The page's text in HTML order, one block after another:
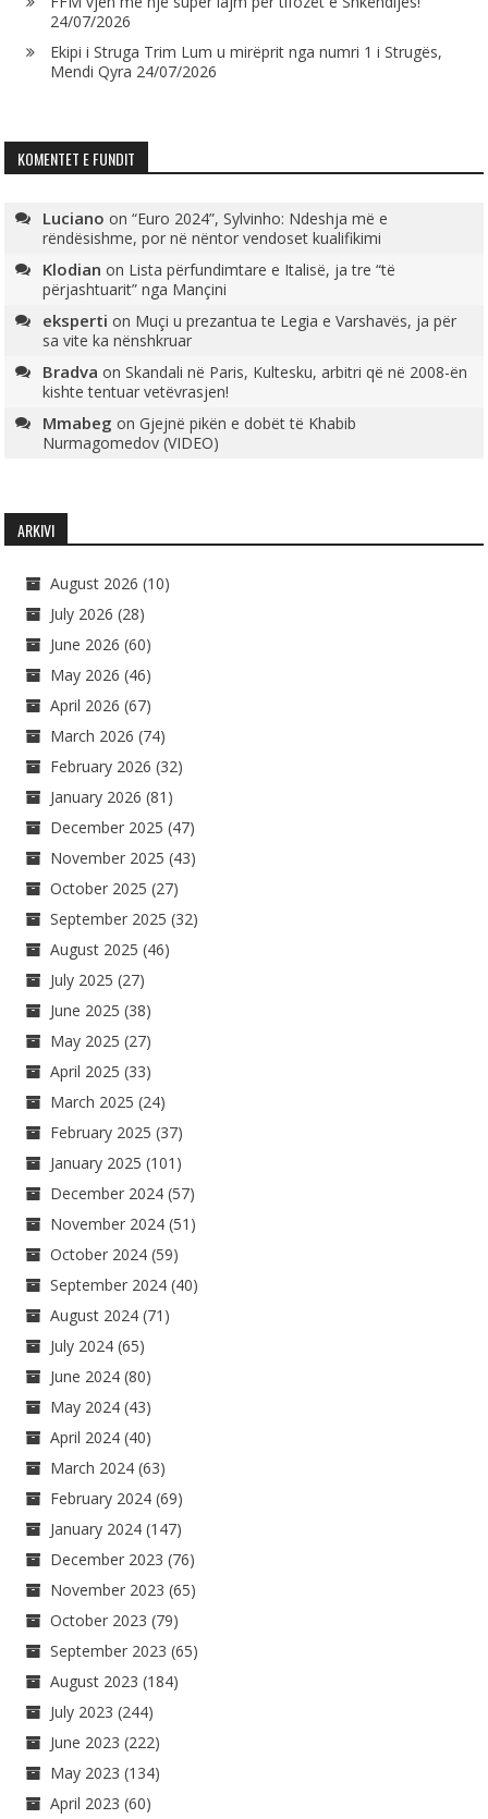
24/07/2026
Ekipi i Struga Trim Lum u mirëprit nga numri 1 i Strugës,
Mendi Qyra 24/07/2026
KOMENTET E FUNDIT
Luciano on“Euro 2024”, Sylvinho: Ndeshja më e
rëndësishme, por në nëntor vendoset kualifikimi
Klodian on Lista përfundimtare e Italisë, ja tre “të
përjashtuarit” nga Mançini
eksperti on Muçi u prezantua te Legia e Varshavës, ja për
sa vite ka nënshkruar
Bradva onSkandali në Paris, Kultesku, arbitri që në 2008-ën
kishte tentuar vetëvrasjen!
Mmabeg onGjejnë pikën e dobët të Khabib
Nurmagomedov (VIDEO)
ARKIVI
August 2026 (10)
July 2026 (28)
June 2026 (60)
May 2026 (46)
April 2026 (67)
March 2026 (74)
February 2026 (32)
January 2026 (81)
December 2025 (47)
November 2025 (43)
October 2025 (27)
September 2025 (32)
August 2025 (46)
July 2025 (27)
June 2025 (38)
May 2025 (27)
April 2025 (33)
March 2025 (24)
February 2025 (37)
January 2025 (101)
December 2024 (57)
November 2024 (51)
October 2024 (59)
September 2024 (40)
August 2024 (71)
July 2024 (65)
June 2024 (80)
May 2024 (43)
April 2024 (40)
March 2024 (63)
February 2024 (69)
January 2024 (147)
December 2023 (76)
November 2023 (65)
October 2023 (79)
September 2023 (65)
August 2023 (184)
July 2023 (244)
June 2023 (222)
May 2023 (134)
April 2023 (60)